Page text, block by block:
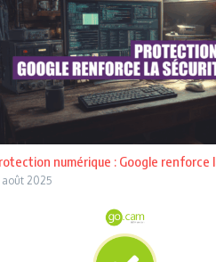
numérique : Google renforce
août 2025